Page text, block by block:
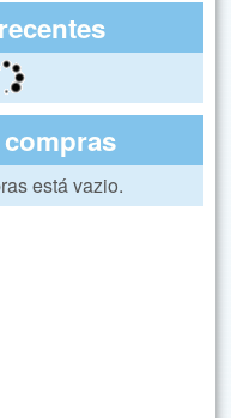
está vazio.